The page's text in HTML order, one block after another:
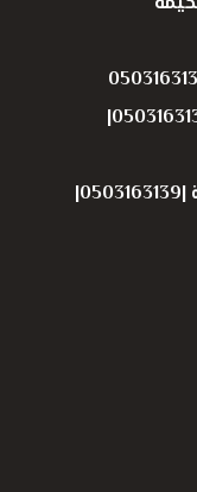
تركيب قرميد حديد في الشارقة |0503163139|